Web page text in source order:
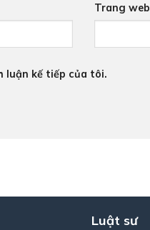
Trang web
luận kế tiếp của tôi.
Luật sư